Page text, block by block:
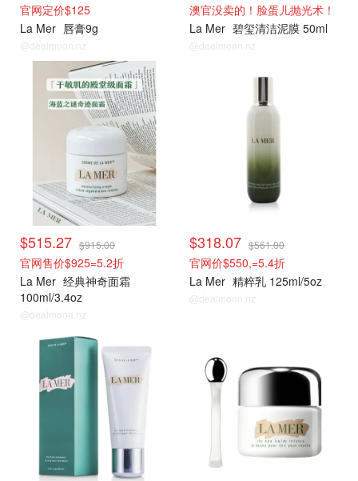
官网定价$125
La Mer 唇膏9g
@dealmoon.nz
澳官没卖的！脸蛋儿抛光术！
La Mer 碧玺清洁泥膜 50ml
@dealmoon.nz
$515.27 $915.00
官网售价$925=5.2折
La Mer 经典神奇面霜
100ml/3.4oz
@dealmoon.nz
$318.07 $561.00
官网价$550,=5.4折
La Mer 精粹乳 125ml/5oz
@dealmoon.nz
La Mer